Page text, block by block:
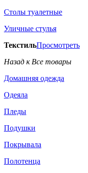
Столы туалетные
Уличные стулья
ТекстильПросмотреть
Назад к Все товары
Домашняя одежда
Одеяла
Пледы
Подушки
Покрывала
Полотенца